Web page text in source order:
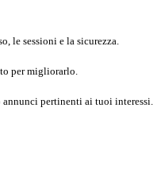
le sessioni e la sicurezza.
per migliorarlo.
annunci pertinenti ai tuoi interessi.